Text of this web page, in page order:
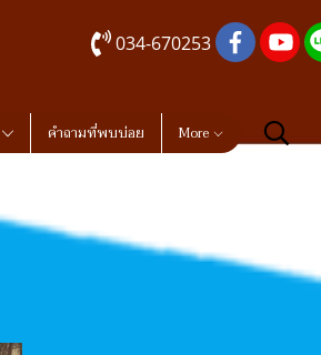
034-670253
คำถามที่พบบ่อย More